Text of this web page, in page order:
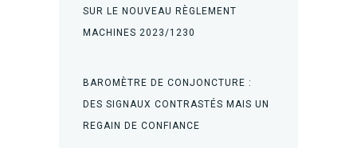
SUR LE NOUVEAU RÈGLEMENT
MACHINES 2023/1230
BAROMÈTRE DE CONJONCTURE :
DES SIGNAUX CONTRASTÉS MAIS UN
REGAIN DE CONFIANCE